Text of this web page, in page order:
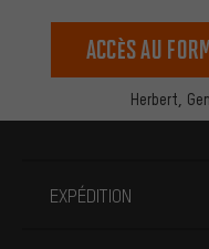
Herbert,
Accès au
EXPÉDITION